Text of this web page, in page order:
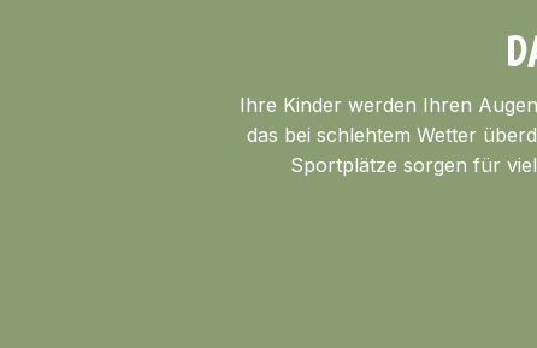
Ihre Kinder werden Ihren
das bei schlehtem Wetter
Sportplätze sorgen für